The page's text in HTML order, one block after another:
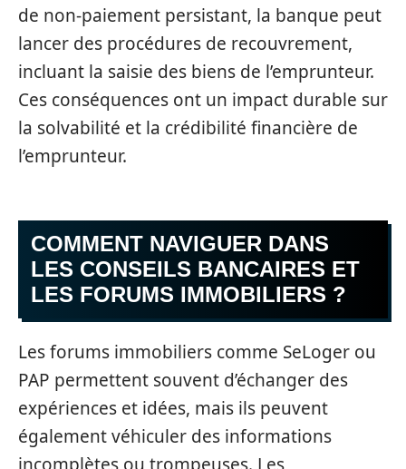
de non-paiement persistant, la banque peut
lancer des procédures de recouvrement,
incluant la saisie des biens de l’emprunteur.
Ces conséquences ont un impact durable sur
la solvabilité et la crédibilité financière de
l’emprunteur.
COMMENT NAVIGUER DANS
LES CONSEILS BANCAIRES ET
LES FORUMS IMMOBILIERS ?
Les forums immobiliers comme SeLoger ou
PAP permettent souvent d’échanger des
expériences et idées, mais ils peuvent
également véhiculer des informations